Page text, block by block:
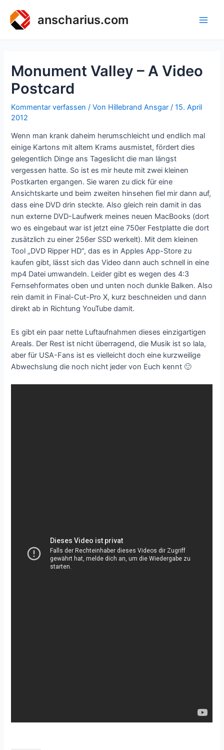
Inhalt
springen
anscharius.com
Monument Valley – A Video
Postcard
Kommentar verfassen / Von Hillebrand Ansgar /15. April
2012
Wenn man krank daheim herumschleicht und endlich mal
einige Kartons mit altem Krams ausmistet, fördert dies
gelegentlich Dinge ans Tageslicht die man längst
vergessen hatte. So ist es mir heute mit zwei kleinen
Postkarten ergangen. Sie waren zu dick für eine
Ansichtskarte und beim zweiten hinsehen fiel mir dann auf,
dass eine DVD drin steckte. Also gleich rein damit in das
nun externe DVD-Laufwerk meines neuen MacBooks (dort
wo es eingebaut war ist jetzt eine 750er Festplatte die dort
zusätzlich zu einer 256er SSD werkelt). Mit dem kleinen
Tool „DVD Ripper HD“, das es in Apples App-Store zu
kaufen gibt, lässt sich das Video dann auch schnell in eine
mp4 Datei umwandeln. Leider gibt es wegen des 4:3
Fernsehformates oben und unten noch dunkle Balken. Also
rein damit in Final-Cut-Pro X, kurz beschneiden und dann
direkt ab in Richtung YouTube damit.
Es gibt ein paar nette Luftaufnahmen dieses einzigartigen
Areals. Der Rest ist nicht überragend, die Musik ist so lala,
aber für USA-Fans ist es vielleicht doch eine kurzweilige
Abwechslung die noch nicht jeder von Euch kennt 🙂